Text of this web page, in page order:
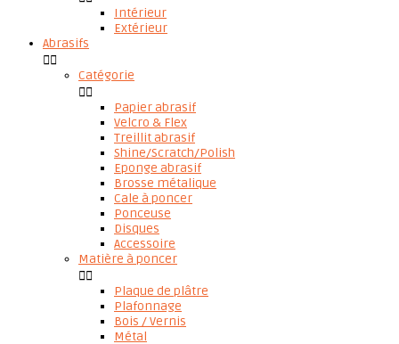
Intérieur
Extérieur
Abrasifs

Catégorie

Papier abrasif
Velcro & Flex
Treillit abrasif
Shine/Scratch/Polish
Eponge abrasif
Brosse métalique
Cale à poncer
Ponceuse
Disques
Accessoire
Matière à poncer

Plaque de plâtre
Plafonnage
Bois / Vernis
Métal